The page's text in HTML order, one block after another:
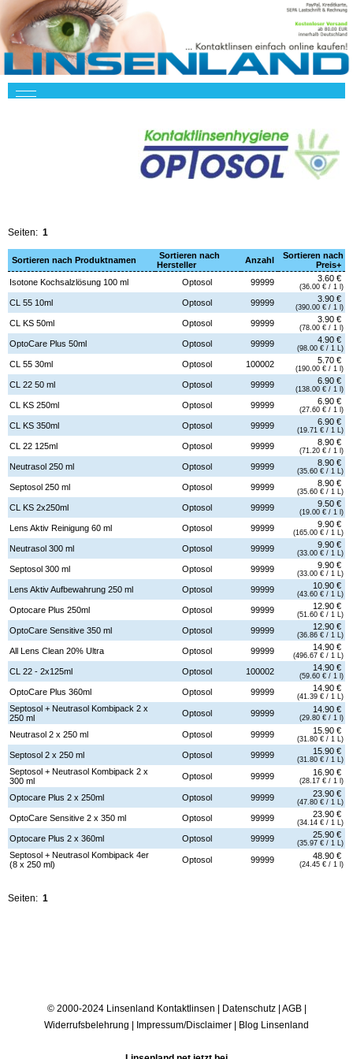
Seiten: 1
Sortieren nach Produktnamen
Sortieren nach
Hersteller
Anzahl
Sortieren nach
Preis+
Isotone Kochsalzlösung 100 ml
Optosol 99999 3.60 €
(36.00 € / 1 l)
CL 55 10ml Optosol 99999 3.90 €
(390.00 € / 1 l)
CL KS 50ml Optosol 99999 3.90 €
(78.00 € / 1 l)
OptoCare Plus 50ml Optosol 99999 4.90 €
(98.00 € / 1 L)
CL 55 30ml Optosol 100002 5.70 €
(190.00 € / 1 l)
CL 22 50 ml Optosol 99999 6.90 €
(138.00 € / 1 l)
CL KS 250ml Optosol 99999 6.90 €
(27.60 € / 1 l)
CL KS 350ml Optosol 99999 6.90 €
(19.71 € / 1 L)
CL 22 125ml Optosol 99999 8.90 €
(71.20 € / 1 l)
Neutrasol 250 ml Optosol 99999 8.90 €
(35.60 € / 1 L)
Septosol 250 ml Optosol 99999 8.90 €
(35.60 € / 1 L)
CL KS 2x250ml Optosol 99999 9.50 €
(19.00 € / 1 l)
Lens Aktiv Reinigung 60 ml Optosol 99999 9.90 €
(165.00 € / 1 L)
Neutrasol 300 ml Optosol 99999 9.90 €
(33.00 € / 1 L)
Septosol 300 ml Optosol 99999 9.90 €
(33.00 € / 1 L)
Lens Aktiv Aufbewahrung 250 ml Optosol 99999 10.90 €
(43.60 € / 1 L)
Optocare Plus 250ml Optosol 99999 12.90 €
(51.60 € / 1 L)
OptoCare Sensitive 350 ml Optosol 99999 12.90 €
(36.86 € / 1 L)
All Lens Clean 20% Ultra Optosol 99999 14.90 €
(496.67 € / 1 L)
CL 22 - 2x125ml Optosol 100002 14.90 €
(59.60 € / 1 l)
OptoCare Plus 360ml Optosol 99999 14.90 €
(41.39 € / 1 L)
Septosol + Neutrasol Kombipack 2 x
250 ml
Optosol 99999 14.90 €
(29.80 € / 1 l)
Neutrasol 2 x 250 ml Optosol 99999 15.90 €
(31.80 € / 1 L)
Septosol 2 x 250 ml Optosol 99999 15.90 €
(31.80 € / 1 L)
Septosol + Neutrasol Kombipack 2 x
300 ml
Optosol 99999 16.90 €
(28.17 € / 1 l)
Optocare Plus 2 x 250ml Optosol 99999 23.90 €
(47.80 € / 1 L)
OptoCare Sensitive 2 x 350 ml Optosol 99999 23.90 €
(34.14 € / 1 L)
Optocare Plus 2 x 360ml Optosol 99999 25.90 €
(35.97 € / 1 L)
Septosol + Neutrasol Kombipack 4er
(8 x 250 ml)
Optosol 99999 48.90 €
(24.45 € / 1 l)
Seiten: 1
© 2000-2024 Linsenland Kontaktlinsen | Datenschutz| AGB|
Widerrufsbelehrung | Impressum/Disclaimer | Blog Linsenland